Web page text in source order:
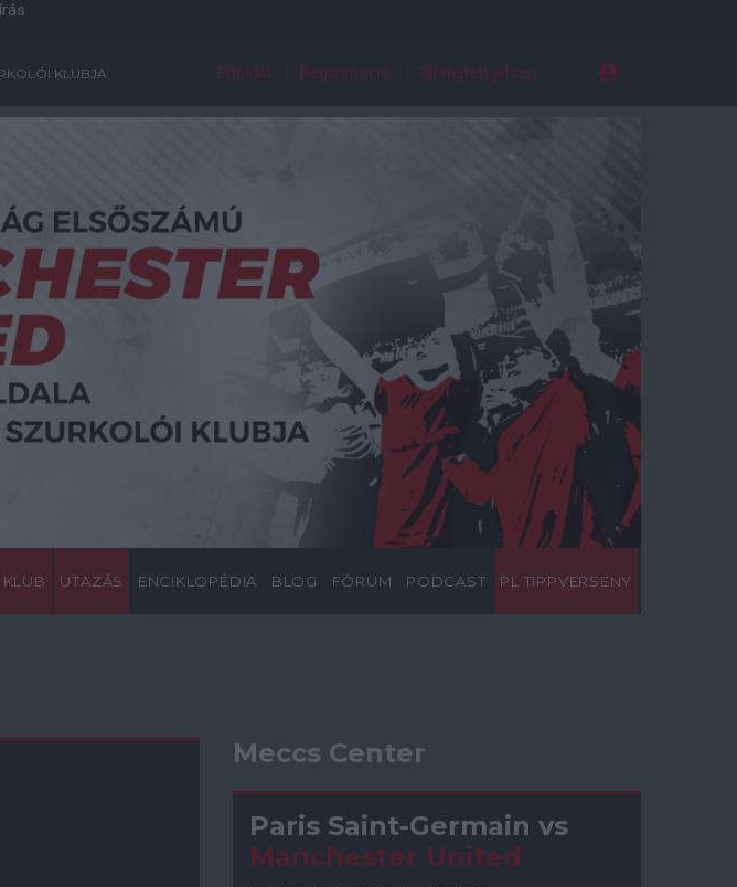
KLUBJA Főoldal Regisztráció Elfelejtett jelszó
UTAZÁS ENCIKLOPÉDIA BLOG FÓRUM PODCAST PL TIPPVERSENY
Meccs Center
Paris Saint-Germain vs
Manchester United